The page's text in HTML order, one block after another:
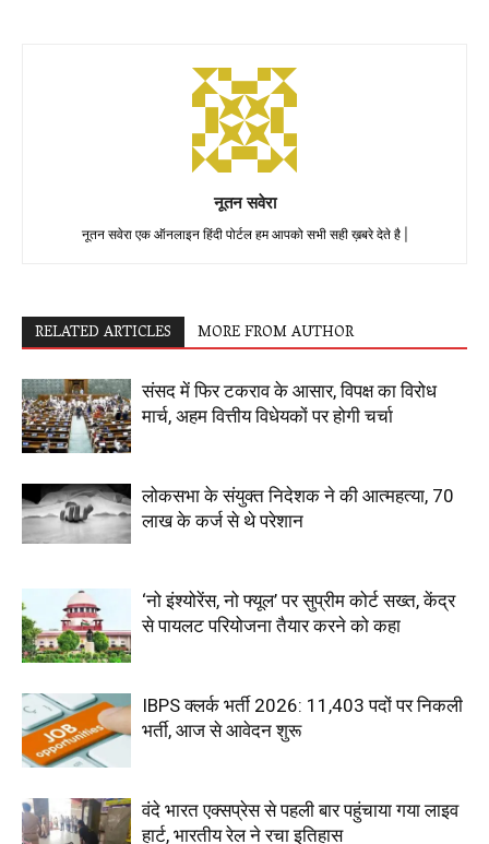
नूतन सवेरा
नूतन सवेरा एक ऑनलाइन हिंदी पोर्टल हम आपको सभी सही ख़बरे देते है |
RELATED ARTICLES MORE FROM AUTHOR
संसद में फिर टकराव के आसार, विपक्ष का विरोध
मार्च, अहम वित्तीय विधेयकों पर होगी चर्चा
लोकसभा के संयुक्त निदेशक ने की आत्महत्या, 70
लाख के कर्ज से थे परेशान
‘नो इंश्योरेंस, नो फ्यूल’ पर सुप्रीम कोर्ट सख्त, केंद्र
से पायलट परियोजना तैयार करने को कहा
IBPS क्लर्क भर्ती 2026: 11,403 पदों पर निकली
भर्ती, आज से आवेदन शुरू
वंदे भारत एक्सप्रेस से पहली बार पहुंचाया गया लाइव
हार्ट, भारतीय रेल ने रचा इतिहास